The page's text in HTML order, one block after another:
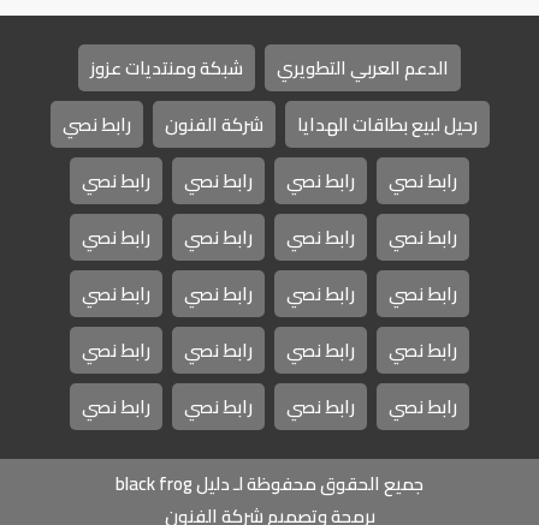
الدعم العربي التطويري
شبكة ومنتديات عزوز
رحيل لبيع بطاقات الهدايا
شركة الفنون
رابط نصي
رابط نصي
رابط نصي رابط نصي
رابط نصي
رابط نصي
رابط نصي رابط نصي
رابط نصي
رابط نصي
رابط نصي رابط نصي
رابط نصي
رابط نصي
رابط نصي رابط نصي
رابط نصي
رابط نصي
رابط نصي رابط نصي رابط نصي
جميع الحقوق محفوظة لـ دليل black frog
برمجة وتصميم شركة الفنون